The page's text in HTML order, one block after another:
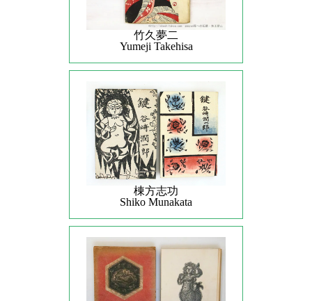
竹久夢二
Yumeji Takehisa
棟方志功
Shiko Munakata